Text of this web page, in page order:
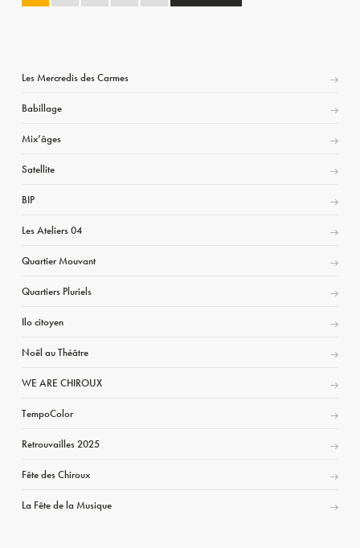
Les Mercredis des Carmes
Babillage
Mix’âges
Satellite
BIP
Les Ateliers 04
Quartier Mouvant
Quartiers Pluriels
Ilo citoyen
Noël au Théâtre
WE ARE CHIROUX
TempoColor
Retrouvailles 2025
Fête des Chiroux
La Fête de la Musique